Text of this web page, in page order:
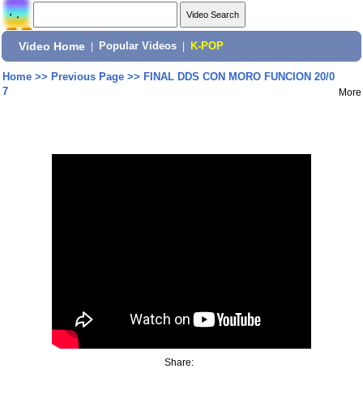
Video Home Popular Videos K-POP
Home>> Previous Page>> FINAL DDS CON MORO FUNCION 20/0
7
More
Share: